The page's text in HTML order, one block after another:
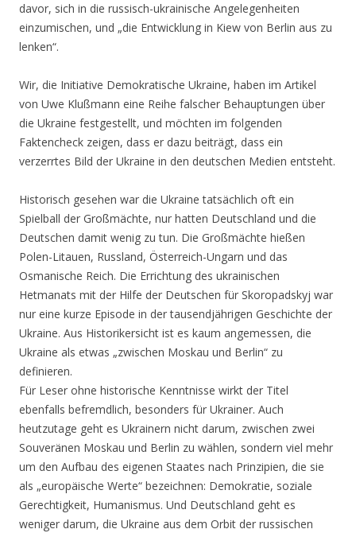
davor, sich in die russisch-ukrainische Angelegenheiten
einzumischen, und „die Entwicklung in Kiew von Berlin aus zu
lenken“.
Wir, die Initiative Demokratische Ukraine, haben im Artikel
von Uwe Klußmann eine Reihe falscher Behauptungen über
die Ukraine festgestellt, und möchten im folgenden
Faktencheck zeigen, dass er dazu beiträgt, dass ein
verzerrtes Bild der Ukraine in den deutschen Medien entsteht.
Historisch gesehen war die Ukraine tatsächlich oft ein
Spielball der Großmächte, nur hatten Deutschland und die
Deutschen damit wenig zu tun. Die Großmächte hießen
Polen-Litauen, Russland, Österreich-Ungarn und das
Osmanische Reich. Die Errichtung des ukrainischen
Hetmanats mit der Hilfe der Deutschen für Skoropadskyj war
nur eine kurze Episode in der tausendjährigen Geschichte der
Ukraine. Aus Historikersicht ist es kaum angemessen, die
Ukraine als etwas „zwischen Moskau und Berlin“ zu
definieren.
Für Leser ohne historische Kenntnisse wirkt der Titel
ebenfalls befremdlich, besonders für Ukrainer. Auch
heutzutage geht es Ukrainern nicht darum, zwischen zwei
Souveränen Moskau und Berlin zu wählen, sondern viel mehr
um den Aufbau des eigenen Staates nach Prinzipien, die sie
als „europäische Werte“ bezeichnen: Demokratie, soziale
Gerechtigkeit, Humanismus. Und Deutschland geht es
weniger darum, die Ukraine aus dem Orbit der russischen